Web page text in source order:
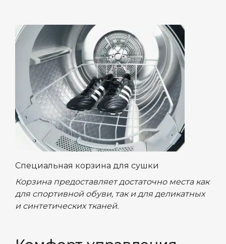
Специальная корзина для сушки
Корзина предоставляет достаточно места как
для спортивной обуви, так и для деликатных
и синтетических тканей.